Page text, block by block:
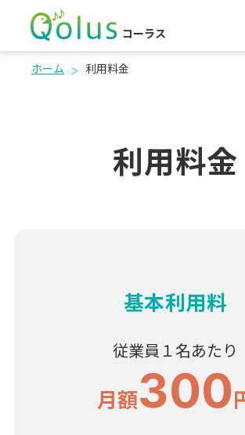
コーラス
ホーム 利用料金
利用料金
基本利用料
従業員１名あたり
月額300